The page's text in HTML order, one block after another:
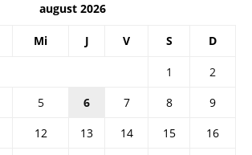
august 2026
Mi J V S D
1
2
5 6 7 8
9
12 13 14 15 16